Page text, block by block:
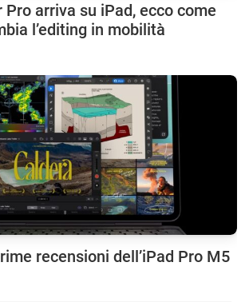
arriva su iPad, ecco come
l’editing in mobilità
recensioni dell’iPad Pro M5